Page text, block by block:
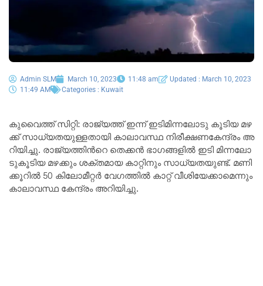
Admin SLM March 10, 2023 11:48 am
Updated : March 10, 2023
11:49 AM
Categories : Kuwait
കു​വൈ​ത്ത് സി​റ്റി: രാ​ജ്യ​ത്ത് ഇന്ന് ഇ​ടി​മി​ന്ന​ലോ​ടു കൂ​ടി​യ മ​ഴ​
ക്ക് സാ​ധ്യ​ത​യുള്ളതായി കാ​ലാ​വ​സ്ഥ നി​രീ​ക്ഷ​ണ​കേ​ന്ദ്രം അ​
റി​യി​ച്ചു. രാ​ജ്യ​ത്തി​ന്‍റെ തെ​ക്ക​ന്‍ ഭാ​ഗ​ങ്ങ​ളി​ല്‍ ഇ​ടി മി​ന്ന​ലോ​
ടു​കൂ​ടി​യ മ​ഴ​ക്കും ശ​ക്ത​മാ​യ കാ​റ്റി​നും സാ​ധ്യ​ത​യു​ണ്ട്. മ​ണി​
ക്കൂ​റി​ൽ 50 കി​ലോ​മീ​റ്റ​ർ വേ​ഗ​ത്തി​ൽ കാ​റ്റ് വീ​ശി​യേ​ക്കാ​മെ​ന്നും
കാ​ലാ​വ​സ്ഥ കേ​ന്ദ്രം അ​റി​യി​ച്ചു.